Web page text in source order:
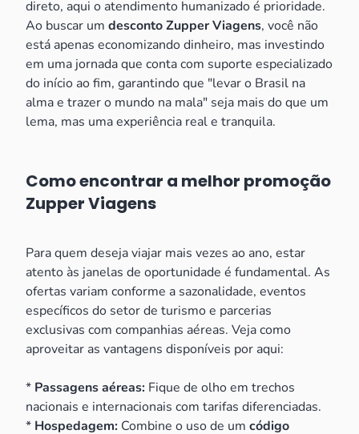
direto, aqui o atendimento humanizado é prioridade.
Ao buscar um desconto Zupper Viagens, você não
está apenas economizando dinheiro, mas investindo
em uma jornada que conta com suporte especializado
do início ao fim, garantindo que "levar o Brasil na
alma e trazer o mundo na mala" seja mais do que um
lema, mas uma experiência real e tranquila.
Como encontrar a melhor promoção
Zupper Viagens
Para quem deseja viajar mais vezes ao ano, estar
atento às janelas de oportunidade é fundamental. As
ofertas variam conforme a sazonalidade, eventos
específicos do setor de turismo e parcerias
exclusivas com companhias aéreas. Veja como
aproveitar as vantagens disponíveis por aqui:
* Passagens aéreas: Fique de olho em trechos
nacionais e internacionais com tarifas diferenciadas.
* Hospedagem: Combine o uso de um código